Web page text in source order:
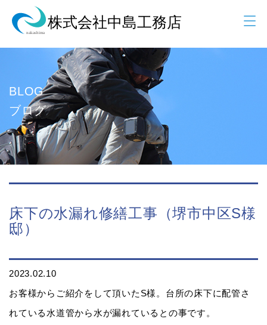
BLOG
ブログ
床下の水漏れ修繕工事（堺市中区S様
邸）
2023.02.10
お客様からご紹介をして頂いたS様。台所の床下に配管さ
れている水道管から水が漏れているとの事です。